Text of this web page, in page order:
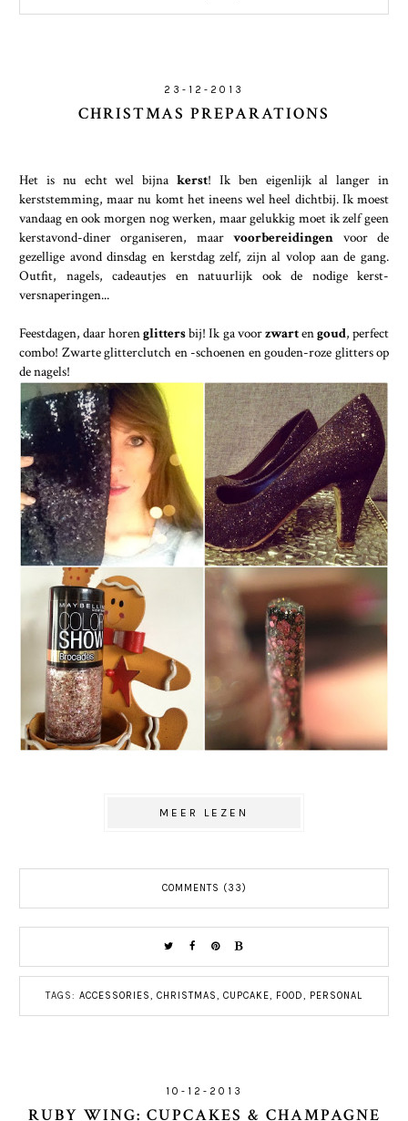
23-12-2013
CHRISTMAS PREPARATIONS
Het is nu echt wel bijna kerst! Ik ben eigenlijk al langer in
kerststemming, maar nu komt het ineens wel heel dichtbij. Ik moest
vandaag en ook morgen nog werken, maar gelukkig moet ik zelf geen
kerstavond-diner organiseren, maarvoorbereidingen voor de
gezellige avond dinsdag en kerstdag zelf, zijn al volop aan de gang.
Outfit, nagels, cadeautjes en natuurlijk ook de nodige kerst-
versnaperingen...
Feestdagen, daar horenglittersbij! Ik ga voorzwartengoud, perfect
combo! Zwarte glitterclutch en -schoenen en gouden-roze glitters op
de nagels!
MEER LEZEN
COMMENTS (33)
TAGS: ACCESSORIES, CHRISTMAS, CUPCAKE, FOOD, PERSONAL
10-12-2013
RUBY WING: CUPCAKES & CHAMPAGNE